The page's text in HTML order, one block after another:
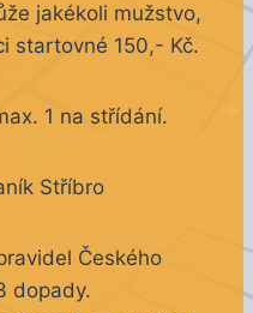
jakékoli mužstvo,
startovné 150,- Kč.
1 na střídání.
Stříbro
Českého
dopady.